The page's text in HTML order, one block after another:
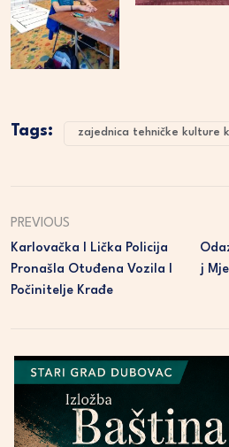
Tags: zajednica tehničke kulture
PREVIOUS
Karlovačka I Lička Policija
Pronašla Otuđena Vozila I
Počinitelje Krađe
J